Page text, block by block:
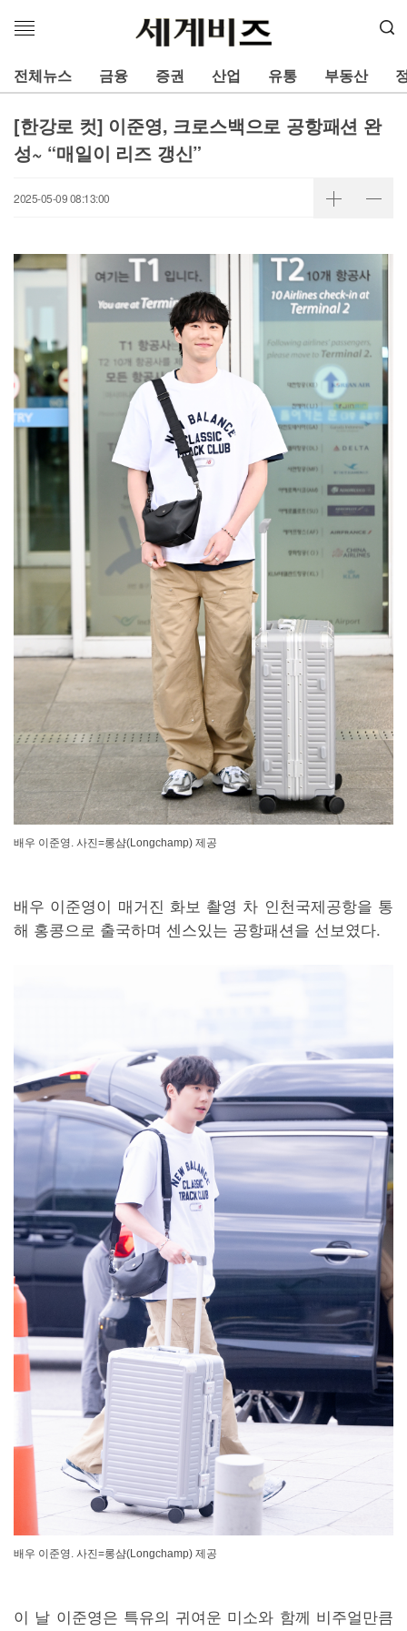
메
열
기
전체뉴스 금융 증권 산업 유통 부동산
[한강로 컷] 이준영, 크로스백으로 공항패션 완
성~ “매일이 리즈 갱신”
2025-05-09 08:13:00
배우 이준영. 사진=롱샴(Longchamp) 제공
배우 이준영이 매거진 화보 촬영 차 인천국제공항을 통
해 홍콩으로 출국하며 센스있는 공항패션을 선보였다.
배우 이준영. 사진=롱샴(Longchamp) 제공
이 날 이준영은 특유의 귀여운 미소와 함께 비주얼만큼